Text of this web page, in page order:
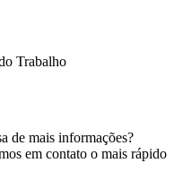
Trabalho
de mais informações?
em contato o mais rápido